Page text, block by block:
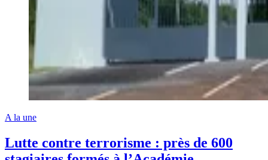
A la une
Lutte contre terrorisme : près de 600